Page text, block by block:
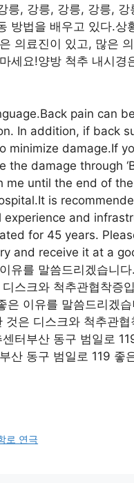
릉, 강릉, 강릉, 강릉,
방법을 배우고 있다.
의료진이 있고, 많은
세요!양방 척추 내시
pain can
In addition, if back
minimize damage.If
the damage through
me until the end of
is
and
for 45 years.
and receive it at a
유를 말씀드리겠습니
스크와 척추관협착
은 이유를 말씀드리겠
것은 디스크와 척추관
터부산 동구 범일로
산 동구 범일로 119 좋
로 연극